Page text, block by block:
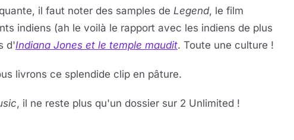
il faut noter des samples de Legend, le film
indiens (ah le voilà le rapport avec les indiens de plus
d'Indiana Jones et le temple maudit. Toute une culture !
livrons ce splendide clip en pâture.
, il ne reste plus qu'un dossier sur 2 Unlimited !